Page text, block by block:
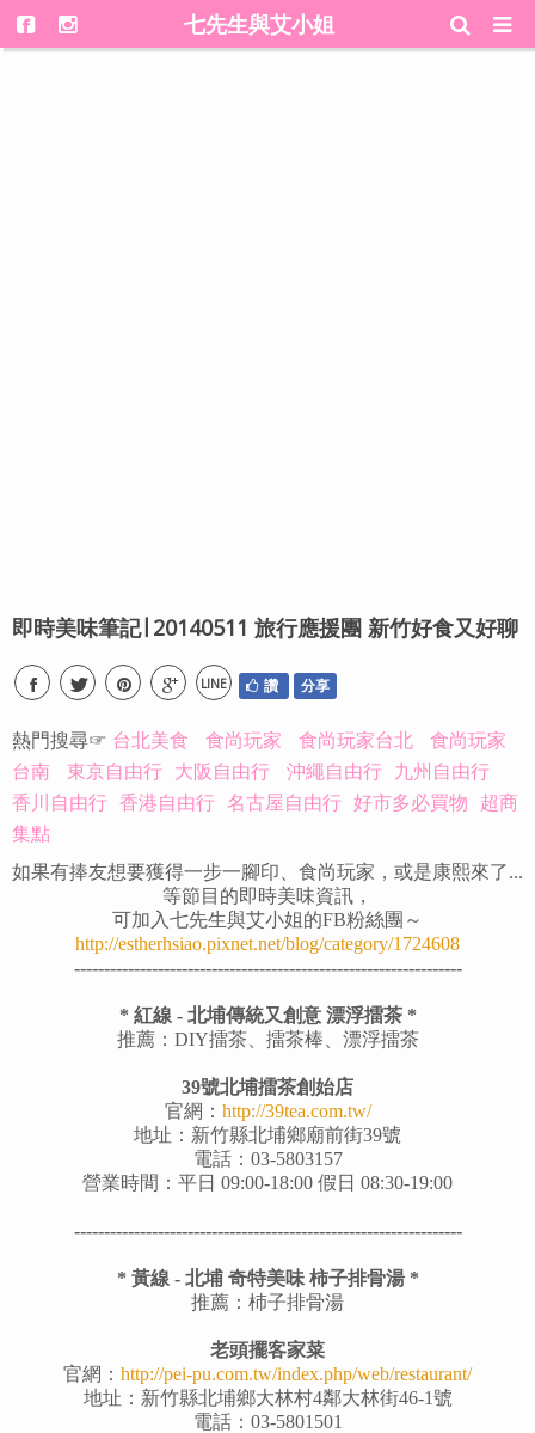
七先生與艾小姐
即時美味筆記∣ 20140511 旅行應援團 新竹好食又好聊
LINE 讚 分享
熱門搜尋☞ 台北美食 食尚玩家 食尚玩家台北
食尚玩家
台南
東京自由行 大阪自由行 沖繩自由行 九州自由行
香川自由行 香港自由行 名古屋自由行 好市多必買物 超商
集點
如果有捧友想要獲得一步一腳印、食尚玩家，或是康熙來了...
等節目的即時美味資訊，
可加入七先生與艾小姐的FB粉絲團～
http://estherhsiao.pixnet.net/blog/category/1724608
-----------------------------------------------------------------
* 紅線 - 北埔傳統又創意 漂浮擂茶 *
推薦：DIY擂茶、擂茶棒、漂浮擂茶
39號北埔擂茶創始店
官網： http://39tea.com.tw/
地址：新竹縣北埔鄉廟前街39號
電話：03-5803157
營業時間：平日 09:00-18:00 假日 08:30-19:00
-----------------------------------------------------------------
* 黃線 - 北埔 奇特美味 柿子排骨湯 *
推薦：杮子排骨湯
老頭擺客家菜
官網： http://pei-pu.com.tw/index.php/web/restaurant/
地址：新竹縣北埔鄉大林村4鄰大林街46-1號
電話：03-5801501